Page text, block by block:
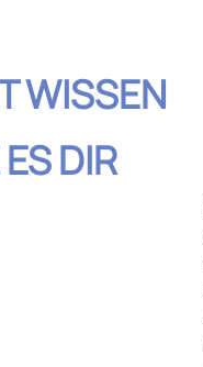
WISSEN
DIR